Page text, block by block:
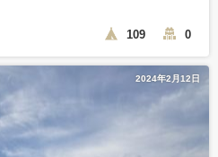
109 0
2024年2月12日